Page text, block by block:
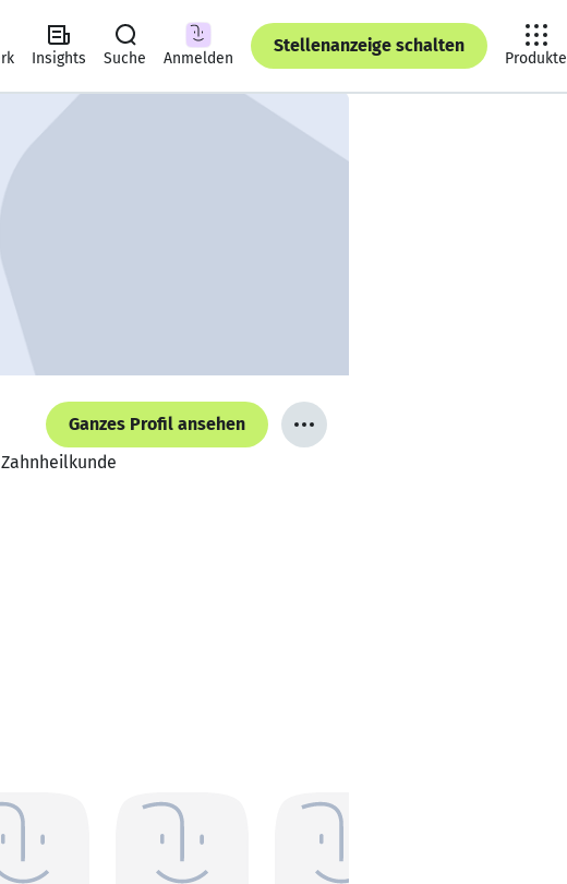
Insights Suche Anmelden
Stellenanzeige schalten
Produkte
Ganzes Profil ansehen